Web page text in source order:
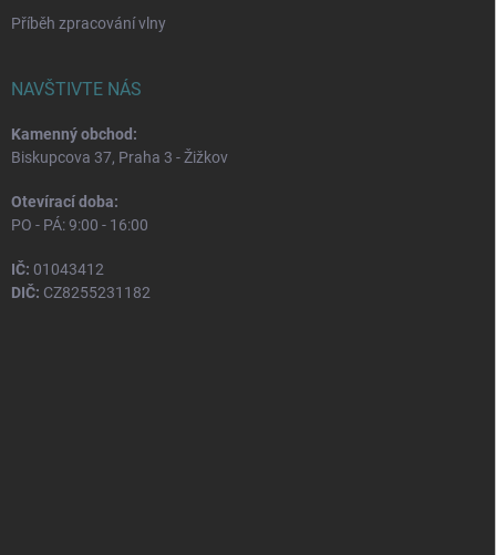
Příběh zpracování vlny
NAVŠTIVTE NÁS
Kamenný obchod:
Biskupcova 37, Praha 3 - Žižkov
Otevírací doba:
PO - PÁ: 9:00 - 16:00
IČ: 01043412
DIČ: CZ8255231182